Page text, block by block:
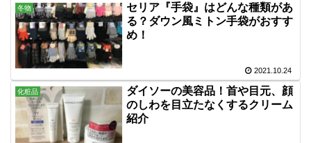
冬物
セリア『手袋』はどんな種類があ
る？ダウン風ミトン手袋がおすす
め！
2021.10.24
化粧品
ダイソーの美容品！首や目元、顔
のしわを目立たなくするクリーム
紹介